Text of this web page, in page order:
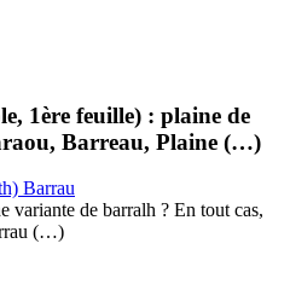
1ère feuille) : plaine de
Barreau, Plaine (…)
Barrau
variante de barralh ? En tout cas,
(…)